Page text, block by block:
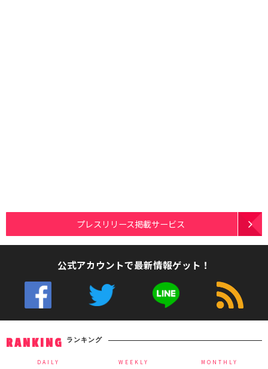
プレスリリース掲載サービス
公式アカウントで最新情報ゲット！
RANKING ランキング
DAILY WEEKLY MONTHLY